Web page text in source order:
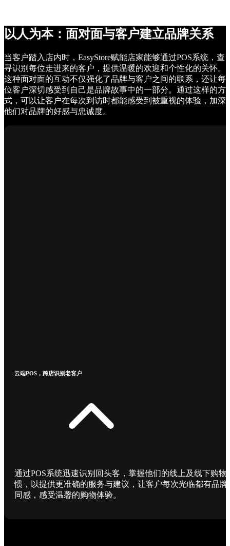
以人为本：面对面与客户建立品牌关系
当客户踏入店内时，EasyStore赋能店家能够通过POS系统，查
寻识别每位走进来的客户，提供温暖的欢迎和个性化的关怀。
这种面对面的互动不仅强化了品牌与客户之间的联系，还让每
位客户深切感受到自己是品牌故事中的一部分。通过这样的方
式，可以让客户在每次到访时都能感受到被重视的体验，加深
他们对品牌的好感与忠诚度。
云端POS，跨店识别老客户
通过POS系统迅速识别回头客，掌握他们的线上及线下购物
惯，以提供更准确的服务与建议，让客户每次光临都有品牌
同感，感受温馨的购物体验。